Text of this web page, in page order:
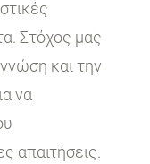
Στόχος μας
και την
να
απαιτήσεις.